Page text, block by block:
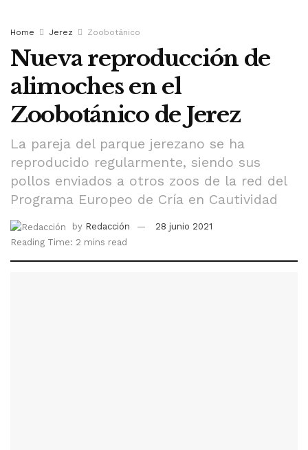
Home Jerez Zoobotánico
Nueva reproducción de
alimoches en el
Zoobotánico de Jerez
La pareja del parque jerezano se ha
reproducido regularmente, siendo sus
pollos enviados a otros zoos de la red del
Programa Europeo de Cría en Cautividad
by Redacción
28 junio 2021
Reading Time: 2 mins read